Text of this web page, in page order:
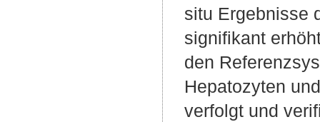
situ Ergebnisse
signifikant
den
Hepatozyten
verfolgt und